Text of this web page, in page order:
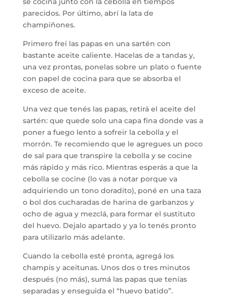
parecidos. Por último, abrí la lata de
champiñones.
Primero freí las papas en una sartén con
bastante aceite caliente. Hacelas de a tandas y,
una vez prontas, ponelas sobre un plato o fuente
con papel de cocina para que se absorba el
exceso de aceite.
Una vez que tenés las papas, retirá el aceite del
sartén: que quede solo una capa fina donde vas a
poner a fuego lento a sofreir la cebolla y el
morrón. Te recomiendo que le agregues un poco
de sal para que transpire la cebolla y se cocine
más rápido y más rico. Mientras esperás a que la
cebolla se cocine (lo vas a notar porque va
adquiriendo un tono doradito), poné en una taza
o bol dos cucharadas de harina de garbanzos y
ocho de agua y mezclá, para formar el sustituto
del huevo. Dejalo apartado y ya lo tenés pronto
para utilizarlo más adelante.
Cuando la cebolla esté pronta, agregá los
champis y aceitunas. Unos dos o tres minutos
después (no más), sumá las papas que tenías
separadas y enseguida el “huevo batido”.